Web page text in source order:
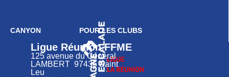
CANYON POUR LES CLUBS
Ligue Réunion FFME
125 avenue du Général
LAMBERT 97436 Saint
Leu